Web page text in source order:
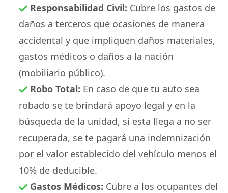
Responsabilidad Civil: Cubre los gastos de
daños a terceros que ocasiones de manera
accidental y que impliquen daños materiales,
gastos médicos o daños a la nación
(mobiliario público).
Robo Total: En caso de que tu auto sea
robado se te brindará apoyo legal y en la
búsqueda de la unidad, si esta llega a no ser
recuperada, se te pagará una indemnización
por el valor establecido del vehículo menos el
10% de deducible.
Gastos Médicos: Cubre a los ocupantes del